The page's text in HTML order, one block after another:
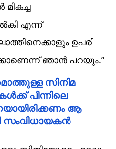
എന്ന്
ഉപരി
ഞാൻ പറയും.”
സിനിമ
പിന്നിലെ
ആ
സംവിധായകൻ